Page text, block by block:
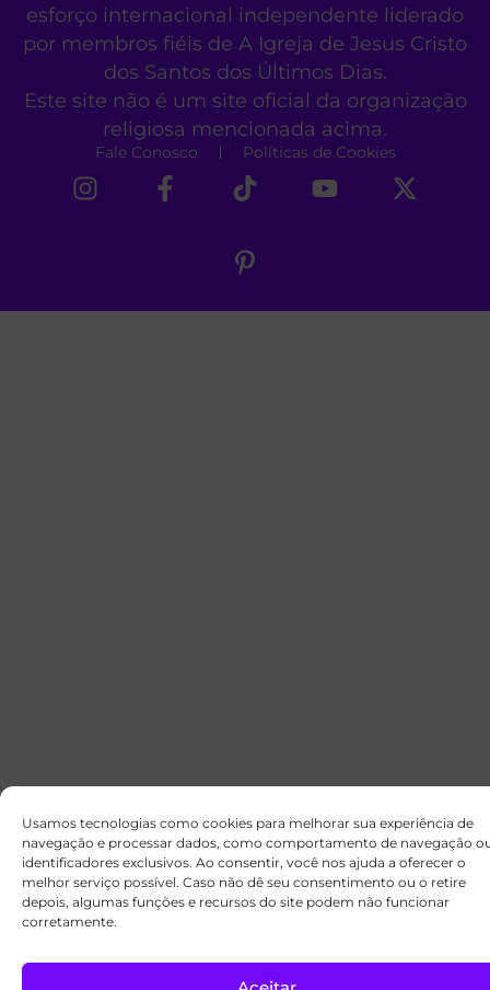
Usamos tecnologias como cookies para melhorar sua experiência de
navegação e processar dados, como comportamento de navegação
identificadores exclusivos. Ao consentir, você nos ajuda a oferecer o
melhor serviço possível. Caso não dê seu consentimento ou o retire
depois, algumas funções e recursos do site podem não funcionar
corretamente.
esforço internacional independente liderado
por membros fiéis de A Igreja de Jesus Cristo
dos Santos dos Últimos Dias.
Este site não é um site oficial da organização
religiosa mencionada acima.
Fale Conosco Políticas de Cookies